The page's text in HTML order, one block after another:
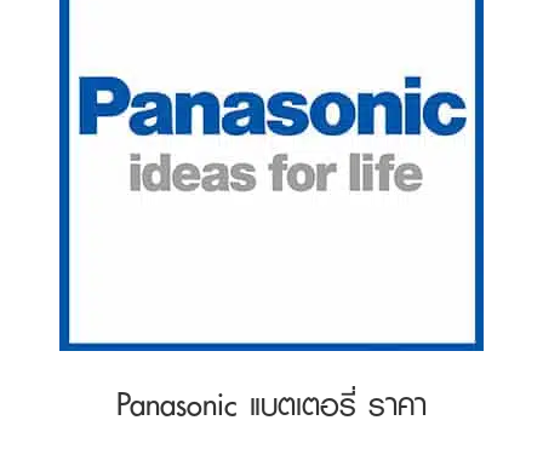
Panasonic แบตเตอรี่ ราคา